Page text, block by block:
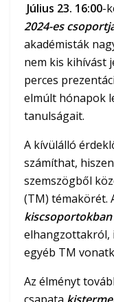
Július 23. 16:00-
2024-es
akadémisták
nem kis kihívást
perces
elmúlt hónapok
tanulságait.
A kívülálló
számíthat,
szemszögből
(TM) témakörét.
elhangzottakról,
egyéb TM
Az élményt